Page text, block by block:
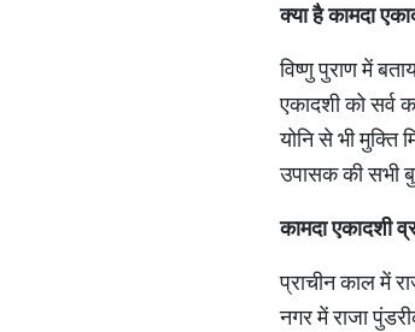
क्याहैकामदा
विष्णु पुराण में
एकादशी को सर्व
योनि से भी
उपासक की सभी
कामदाएकादशी
प्राचीन काल में
नगर में राजा